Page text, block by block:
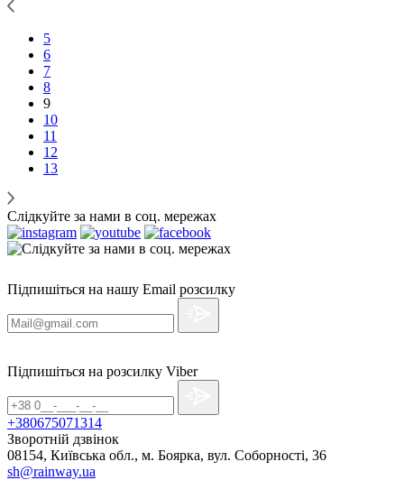
5
6
7
8
9
10
11
12
13
Слідкуйте за нами в соц. мережах
Підпишіться на нашу Email розсилку
Підпишіться на розсилку Viber
+380675071314
Зворотній дзвінок
08154, Київська обл., м. Боярка, вул. Соборності, 36
sh@rainway.ua